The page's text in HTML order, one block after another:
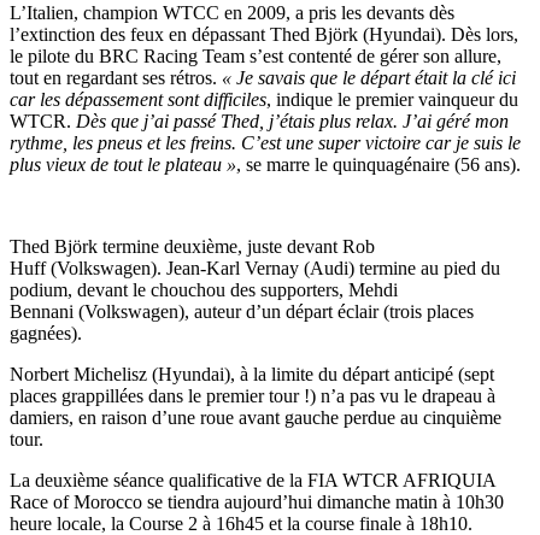
L’Italien, champion WTCC en 2009, a pris les devants dès
l’extinction des feux en dépassant Thed Björk (Hyundai). Dès lors,
le pilote du BRC Racing Team s’est contenté de gérer son allure,
tout en regardant ses rétros. « Je savais que le départ était la clé ici
car les dépassement sont difficiles, indique le premier vainqueur du
WTCR. Dès que j’ai passé Thed, j’étais plus relax. J’ai géré mon
rythme, les pneus et les freins. C’est une super victoire car je suis le
plus vieux de tout le plateau », se marre le quinquagénaire (56 ans).
Thed Björk termine deuxième, juste devant Rob
Huff (Volkswagen). Jean-Karl Vernay (Audi) termine au pied du
podium, devant le chouchou des supporters, Mehdi
Bennani (Volkswagen), auteur d’un départ éclair (trois places
gagnées).
Norbert Michelisz (Hyundai), à la limite du départ anticipé (sept
places grappillées dans le premier tour !) n’a pas vu le drapeau à
damiers, en raison d’une roue avant gauche perdue au cinquième
tour.
La deuxième séance qualificative de la FIA WTCR AFRIQUIA
Race of Morocco se tiendra aujourd’hui dimanche matin à 10h30
heure locale, la Course 2 à 16h45 et la course finale à 18h10.